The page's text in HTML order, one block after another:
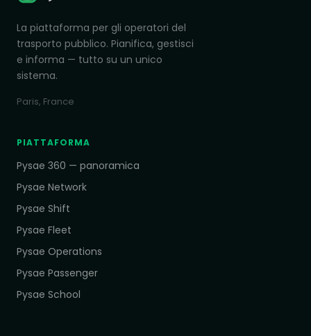
La piattaforma per gli operatori del
trasporto pubblico. Pianifica, gestisci
e informa — tutto su un unico
sistema.
Paris, France
PIATTAFORMA
Pysae 360 — panoramica
Pysae Network
Pysae Shift
Pysae Fleet
Pysae Operations
Pysae Passenger
Pysae School